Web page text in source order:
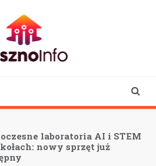
laboratoria AI i STEM
nowy sprzęt już